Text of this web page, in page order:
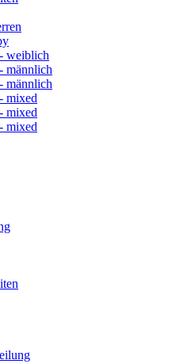
weiblich
männlich
männlich
mixed
mixed
mixed